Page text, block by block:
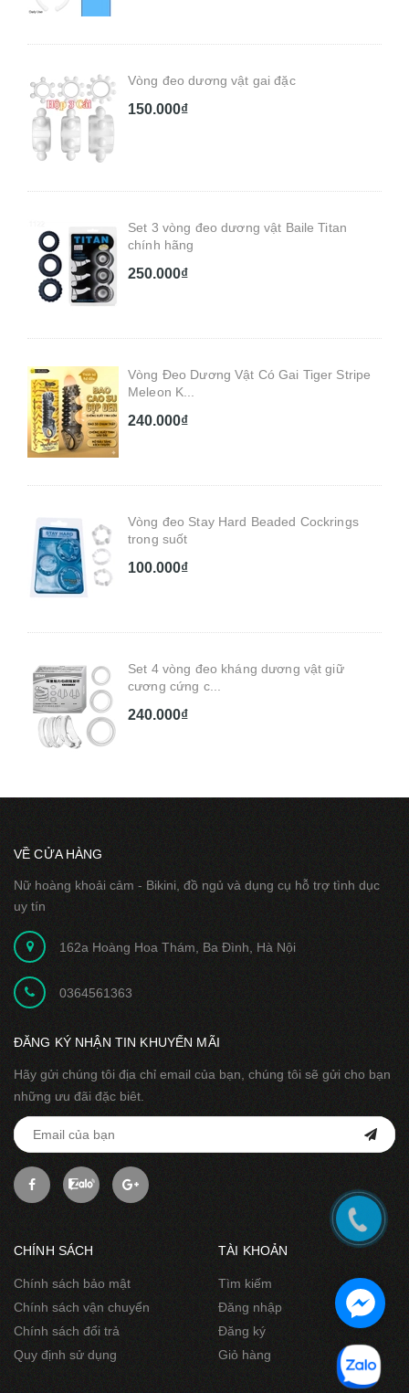
Vòng đeo dương vật gai đặc
150.000₫
Set 3 vòng đeo dương vật Baile Titan
chính hãng
250.000₫
Vòng Đeo Dương Vật Có Gai Tiger Stripe
Meleon K...
240.000₫
Vòng đeo Stay Hard Beaded Cockrings
trong suốt
100.000₫
Set 4 vòng đeo kháng dương vật giữ
cương cứng c...
240.000₫
VỀ CỬA HÀNG
Nữ hoàng khoải cảm - Bikini, đồ ngủ và dụng cụ hỗ trợ tình dục
uy tín
162a Hoàng Hoa Thám, Ba Đình, Hà Nội
0364561363
ĐĂNG KÝ NHẬN TIN KHUYẾN MÃI
Hãy gửi chúng tôi địa chỉ email của bạn, chúng tôi sẽ gửi cho bạn
những ưu đãi đặc biêt.
CHÍNH SÁCH
Chính sách bảo mật
Chính sách vận chuyển
Chính sách đổi trả
Quy định sử dụng
TÀI KHOẢN
Tìm kiếm
Đăng nhập
Đăng ký
Giỏ hàng